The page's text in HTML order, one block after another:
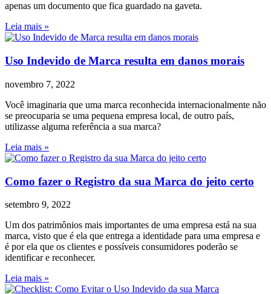
apenas um documento que fica guardado na gaveta.
Leia mais »
Uso Indevido de Marca resulta em danos morais
novembro 7, 2022
Você imaginaria que uma marca reconhecida internacionalmente não
se preocuparia se uma pequena empresa local, de outro país,
utilizasse alguma referência a sua marca?
Leia mais »
Como fazer o Registro da sua Marca do jeito certo
setembro 9, 2022
Um dos patrimônios mais importantes de uma empresa está na sua
marca, visto que é ela que entrega a identidade para uma empresa e
é por ela que os clientes e possíveis consumidores poderão se
identificar e reconhecer.
Leia mais »